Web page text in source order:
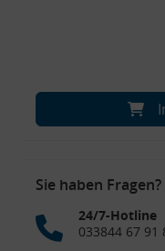
Sie haben Fragen?
24/7-Hotline
033844 67 91